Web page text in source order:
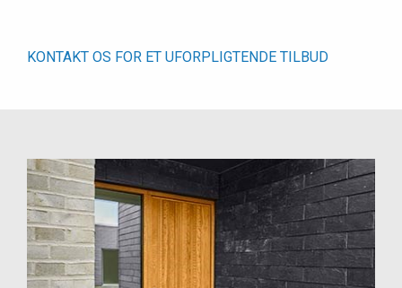
KONTAKT OS FOR ET UFORPLIGTENDE TILBUD